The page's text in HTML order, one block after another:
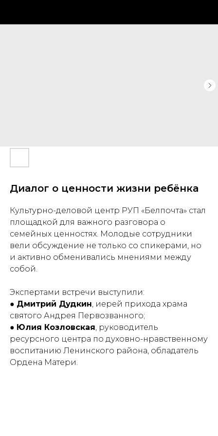
Диалог о ценности жизни ребёнка
Культурно-деловой центр РУП «Белпочта» стал
площадкой для важного разговора о
семейных ценностях. Молодые сотрудники
вели обсуждение не только со спикерами, но
и активно обменивались мнениями между
собой.
Экспертами встречи выступили:
● Дмитрий Дудкин, иерей прихода храма
святого Андрея Первозванного;
● Юлия Козловская, руководитель
ресурсного центра по духовно-нравственному
воспитанию Ленинского района, обладатель
Ордена Матери.